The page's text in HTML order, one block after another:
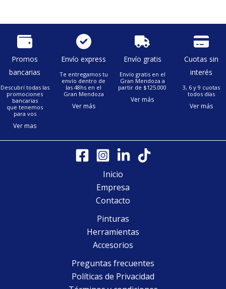
Promos
bancarias
Descubrí todas las
promociones
bancarias
que tenemos
para vos
Ver mas
Envío express
Te entregamos tu
envío dentro de
las 48hs en el
Gran Mendoza
Ver más
Envío gratis
Envío gratis en el
Gran Mendoza a
partir de $125.000
Ver más
Cuotas sin
interés
3, 6 y 9 cuotas
todos días
Ver más
Inicio
Empresa
Contacto
Pinturas
Herramientas
Accesorios
Preguntas frecuentes
Políticas de Privacidad